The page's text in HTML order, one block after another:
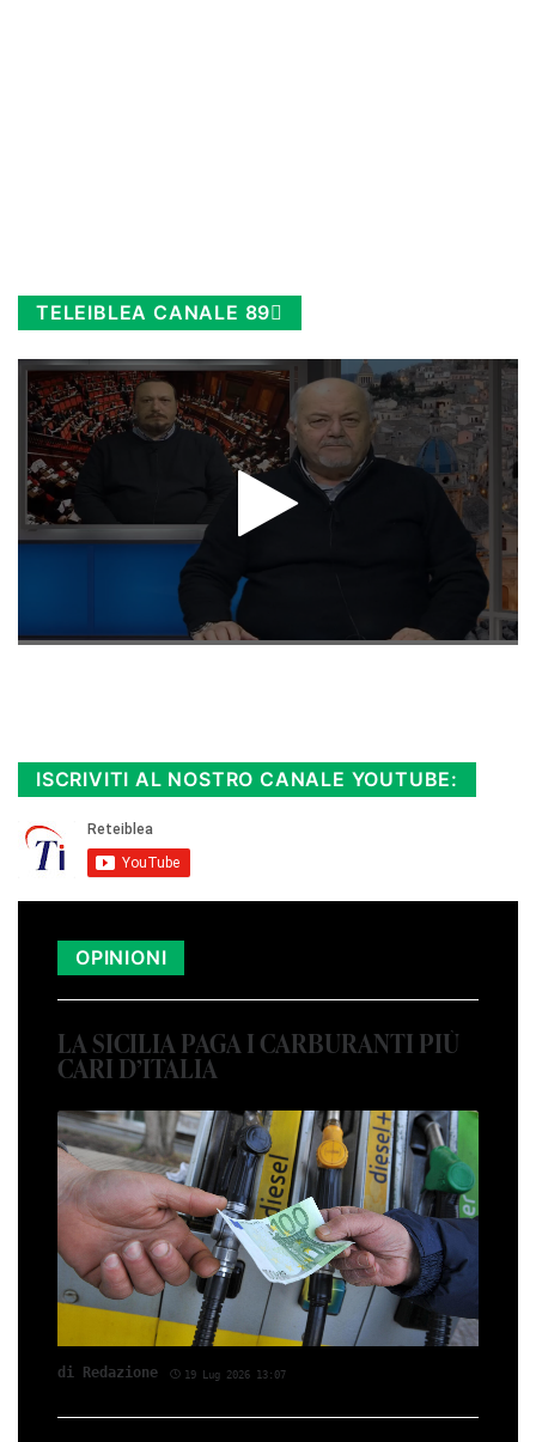
TELEIBLEA CANALE 89
ISCRIVITI AL NOSTRO CANALE YOUTUBE:
OPINIONI
LA SICILIA PAGA I CARBURANTI PIÙ
CARI D’ITALIA
di Red­azio­ne 19 Lug 2026 13:07